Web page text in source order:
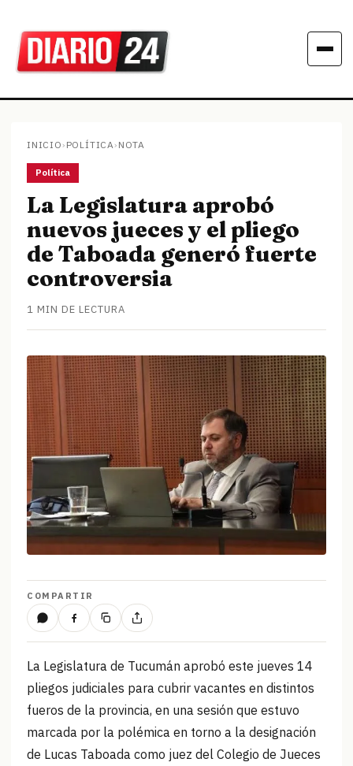
INICIO› POLÍTICA› NOTA
Política
La Legislatura aprobó
nuevos jueces y el pliego
de Taboada generó fuerte
controversia
1 MIN DE LECTURA
COMPARTIR
La Legislatura de Tucumán aprobó este jueves 14
pliegos judiciales para cubrir vacantes en distintos
fueros de la provincia, en una sesión que estuvo
marcada por la polémica en torno a la designación
de Lucas Taboada como juez del Colegio de Jueces